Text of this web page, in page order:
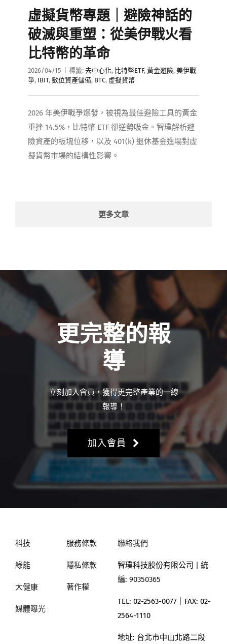
虛擬貨幣專題｜避險神話的
破滅與重塑：從美伊戰火看
比特幣的革命
2026/04/15 標籤: 去中心化, 比特幣ETF, 黃金避險, 美伊戰
爭, IBIT, 數位資產儲備, BTC, 虛擬貨幣
2026 年美伊戰爭爆發，被視為最佳避險工具的黃金
重挫 14.5%，比特幣 ETF 卻逆勢吸金。智璞解析避
險資產的板塊位移，以及 401(k) 退休基金進場對虛
擬貨幣市場的結構性影響。
更多文章
更完整的報
導
立刻加入會員，獲得更完整產業的一線
報導！
加入會員
科技
綠能
大健康
媒體曝光
服務條款
隱私條款
著作權
聯絡我們
智璞科技股份有限公司
| 統
編: 90350365
TEL: 02-2563-0077｜ FAX: 02-
2564-1110
地址: 台北市中山北路二段